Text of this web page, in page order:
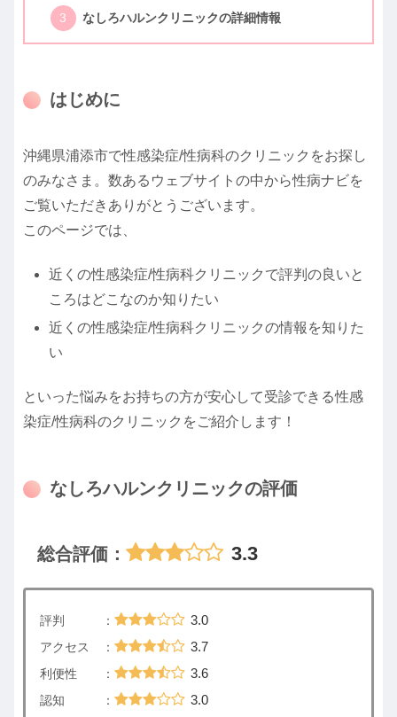
なしろハルンクリニックの詳細情報
はじめに
沖縄県浦添市で性感染症/性病科のクリニックをお探し
のみなさま。数あるウェブサイトの中から性病ナビを
ご覧いただきありがとうございます。
このページでは、
近くの性感染症/性病科クリニックで評判の良いと
ころはどこなのか知りたい
近くの性感染症/性病科クリニックの情報を知りた
い
といった悩みをお持ちの方が安心して受診できる性感
染症/性病科のクリニックをご紹介します！
なしろハルンクリニックの評価
総合評価： 3.3
評判 ： 3.0
アクセス ： 3.7
利便性 ： 3.6
認知 ： 3.0